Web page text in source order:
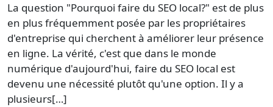
La question "Pourquoi faire du SEO local?" est de plus
en plus fréquemment posée par les propriétaires
d'entreprise qui cherchent à améliorer leur présence
en ligne. La vérité, c'est que dans le monde
numérique d'aujourd'hui, faire du SEO local est
devenu une nécessité plutôt qu'une option. Il y a
plusieurs[…]